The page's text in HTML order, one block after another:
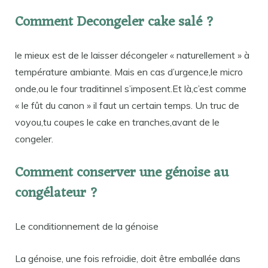
Comment Decongeler cake salé ?
le mieux est de le laisser décongeler « naturellement » à
température ambiante. Mais en cas d’urgence,le micro
onde,ou le four traditinnel s’imposent.Et là,c’est comme
« le fût du canon » il faut un certain temps. Un truc de
voyou,tu coupes le cake en tranches,avant de le
congeler.
Comment conserver une génoise au
congélateur ?
Le conditionnement de la génoise
La génoise, une fois refroidie, doit être emballée dans